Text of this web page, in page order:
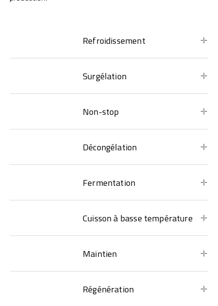
Refroidissement
Surgélation
Non-stop
Décongélation
Fermentation
Cuisson à basse température
Maintien
Régénération